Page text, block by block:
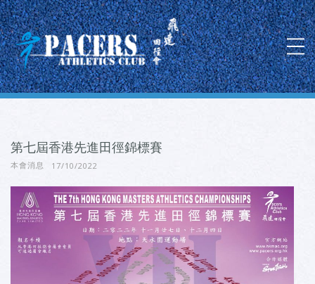
第七屆香港先進田徑錦標賽
本會消息 17/10/2022